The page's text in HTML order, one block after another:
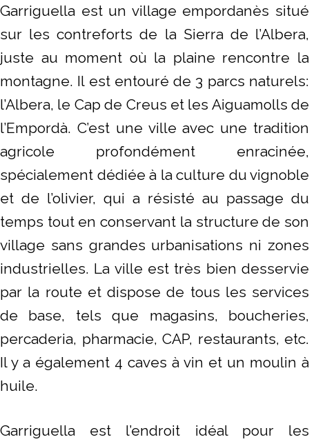
Garriguella est un village empordanès situé
sur les contreforts de la Sierra de l’Albera,
juste au moment où la plaine rencontre la
montagne. Il est entouré de 3 parcs naturels:
l’Albera, le Cap de Creus et les Aiguamolls de
l’Empordà. C’est une ville avec une tradition
agricole profondément enracinée,
spécialement dédiée à la culture du vignoble
et de l’olivier, qui a résisté au passage du
temps tout en conservant la structure de son
village sans grandes urbanisations ni zones
industrielles. La ville est très bien desservie
par la route et dispose de tous les services
de base, tels que magasins, boucheries,
percaderia, pharmacie, CAP, restaurants, etc.
Il y a également 4 caves à vin et un moulin à
huile.
Garriguella est l’endroit idéal pour les